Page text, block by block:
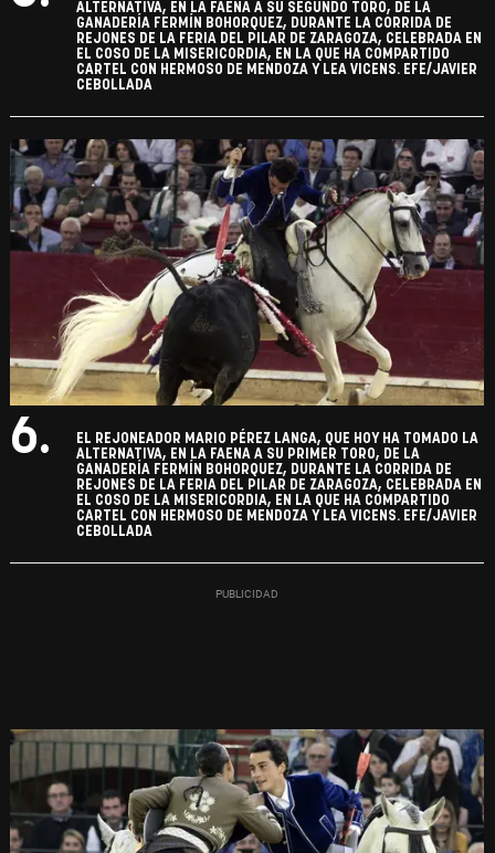
ALTERNATIVA, EN LA FAENA A SU SEGUNDO TORO, DE LA
GANADERÍA FERMÍN BOHORQUEZ, DURANTE LA CORRIDA DE
REJONES DE LA FERIA DEL PILAR DE ZARAGOZA, CELEBRADA EN
EL COSO DE LA MISERICORDIA, EN LA QUE HA COMPARTIDO
CARTEL CON HERMOSO DE MENDOZA Y LEA VICENS. EFE/JAVIER
CEBOLLADA
6.
EL REJONEADOR MARIO PÉREZ LANGA, QUE HOY HA TOMADO LA
ALTERNATIVA, EN LA FAENA A SU PRIMER TORO, DE LA
GANADERÍA FERMÍN BOHORQUEZ, DURANTE LA CORRIDA DE
REJONES DE LA FERIA DEL PILAR DE ZARAGOZA, CELEBRADA EN
EL COSO DE LA MISERICORDIA, EN LA QUE HA COMPARTIDO
CARTEL CON HERMOSO DE MENDOZA Y LEA VICENS. EFE/JAVIER
CEBOLLADA